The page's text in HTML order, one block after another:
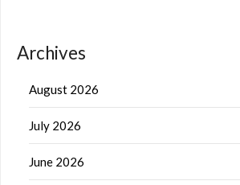
Archives
August 2026
July 2026
June 2026